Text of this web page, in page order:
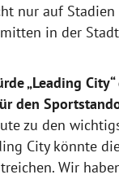
nur auf
in der
„Leading
den
zu den
City könnte
Wir